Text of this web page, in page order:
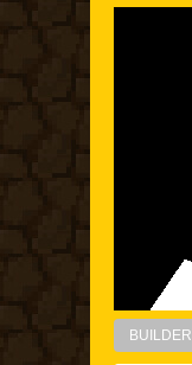
BUILDER